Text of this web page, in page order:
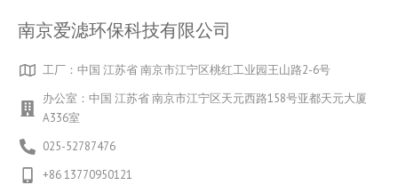
南京爱滤环保科技有限公司
工厂：中国 江苏省 南京市江宁区桃红工业园王山路2-6号
办公室：中国 江苏省 南京市江宁区天元西路158号亚都天元大厦
A336室
025-52787476
+86 13770950121